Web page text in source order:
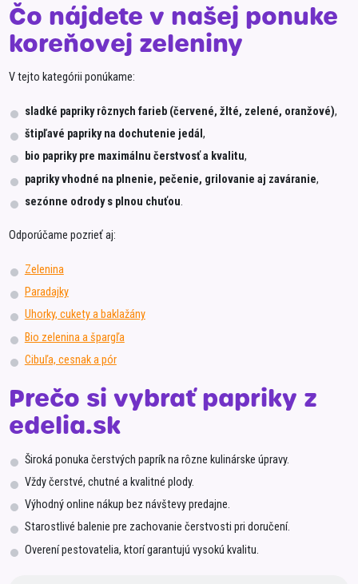
Čo nájdete v našej ponuke
koreňovej zeleniny
V tejto kategórii ponúkame:
sladké papriky rôznych farieb (červené, žlté, zelené, oranžové),
štipľavé papriky na dochutenie jedál ,
bio papriky pre maximálnu čerstvosť a kvalitu,
papriky vhodné na plnenie, pečenie, grilovanie aj zaváranie,
sezónne odrody s plnou chuťou.
Odporúčame pozrieť aj:
Zelenina
Paradajky
Uhorky, cukety a baklažány
Bio zelenina a špargľa
Cibuľa, cesnak a pór
Prečo si vybrať papriky z
edelia.sk
Široká ponuka čerstvých paprík na rôzne kulinárske úpravy.
Vždy čerstvé, chutné a kvalitné plody.
Výhodný online nákup bez návštevy predajne.
Starostlivé balenie pre zachovanie čerstvosti pri doručení.
Overení pestovatelia, ktorí garantujú vysokú kvalitu.